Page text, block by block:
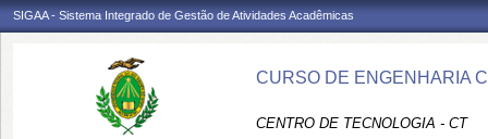
SIGAA - Sistema Integrado de Gestão de Atividades Acadêmicas
CURSO DE ENGENHARIA
CENTRO DE TECNOLOGIA - CT